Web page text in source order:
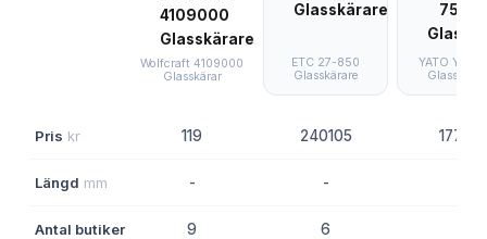
Wolfcraft 4109000
Glasskärar
ETC 27-850
Glasskärare
YATO YT-
Pris kr 119 240105 17742
Längd mm - -
Antal butiker 9 6